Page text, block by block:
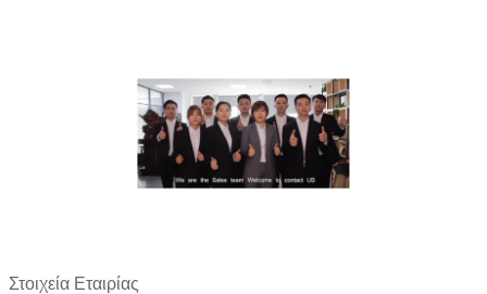
Στοιχεία Εταιρίας